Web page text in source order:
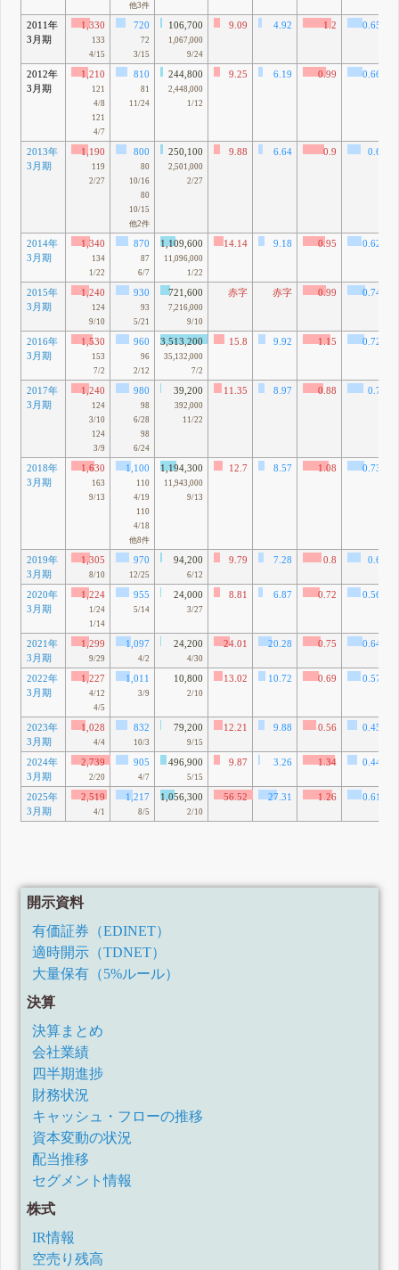
他3件
2011年
3月期
1,330
133
4/15
720
72
3/15
106,700
1,067,000
9/24
9.09 4.92 1.2
0.65
2012年
3月期
1,210
121
4/8
121
4/7
810
81
11/24
244,800
2,448,000
1/12
9.25 6.19 0.99 0.66
2013年
3月期
1,190
119
2/27
800
80
10/16
80
10/15
他2件
250,100
2,501,000
2/27
9.88 6.64 0.9
0.6
2014年
3月期
1,340
134
1/22
870
87
6/7
1,109,600
11,096,000
1/22
14.14 9.18 0.95
0.62
2015年
3月期
1,240
124
9/10
930
93
5/21
721,600
7,216,000
9/10
赤字 赤字 0.99
0.74
2016年
3月期
1,530
153
7/2
960
96
2/12
3,513,200
35,132,000
7/2
15.8 9.92 1.15
0.72
2017年
3月期
1,240
124
3/10
124
3/9
980
98
6/28
98
6/24
39,200
392,000
11/22
11.35 8.97 0.88
0.7
2018年
3月期
1,630
163
9/13
1,100
110
4/19
110
4/18
他8件
1,194,300
11,943,000
9/13
12.7 8.57 1.08
0.73
2019年
3月期
1,305
8/10
970
12/25
94,200
6/12
9.79 7.28 0.8
0.6
2020年
3月期
1,224
1/24
1/14
955
5/14
24,000
3/27
8.81 6.87 0.72
0.56
2021年
3月期
1,299
9/29
1,097
4/2
24,200
4/30
24.01 20.28 0.75
0.64
2022年
3月期
1,227
4/12
4/5
1,011
3/9
10,800
2/10
13.02 10.72 0.69
0.57
2023年
3月期
1,028
4/4
832
10/3
79,200
9/15
12.21 9.88 0.56 0.45
2024年
3月期
2,739
2/20
905
4/7
496,900
5/15
9.87 3.26 1.34
0.44
2025年
3月期
2,519
4/1
1,217
8/5
1,056,300
2/10
56.52 27.31 1.26
0.61
開示資料
有価証券（EDINET）
適時開示（TDNET）
大量保有（5%ルール）
決算
決算まとめ
会社業績
四半期進捗
財務状況
キャッシュ・フローの推移
資本変動の状況
配当推移
セグメント情報
株式
IR情報
空売り残高